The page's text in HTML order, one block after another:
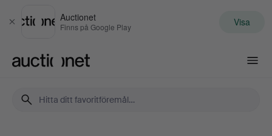
Stäng
Auctionet
Finns på Google Play Visa